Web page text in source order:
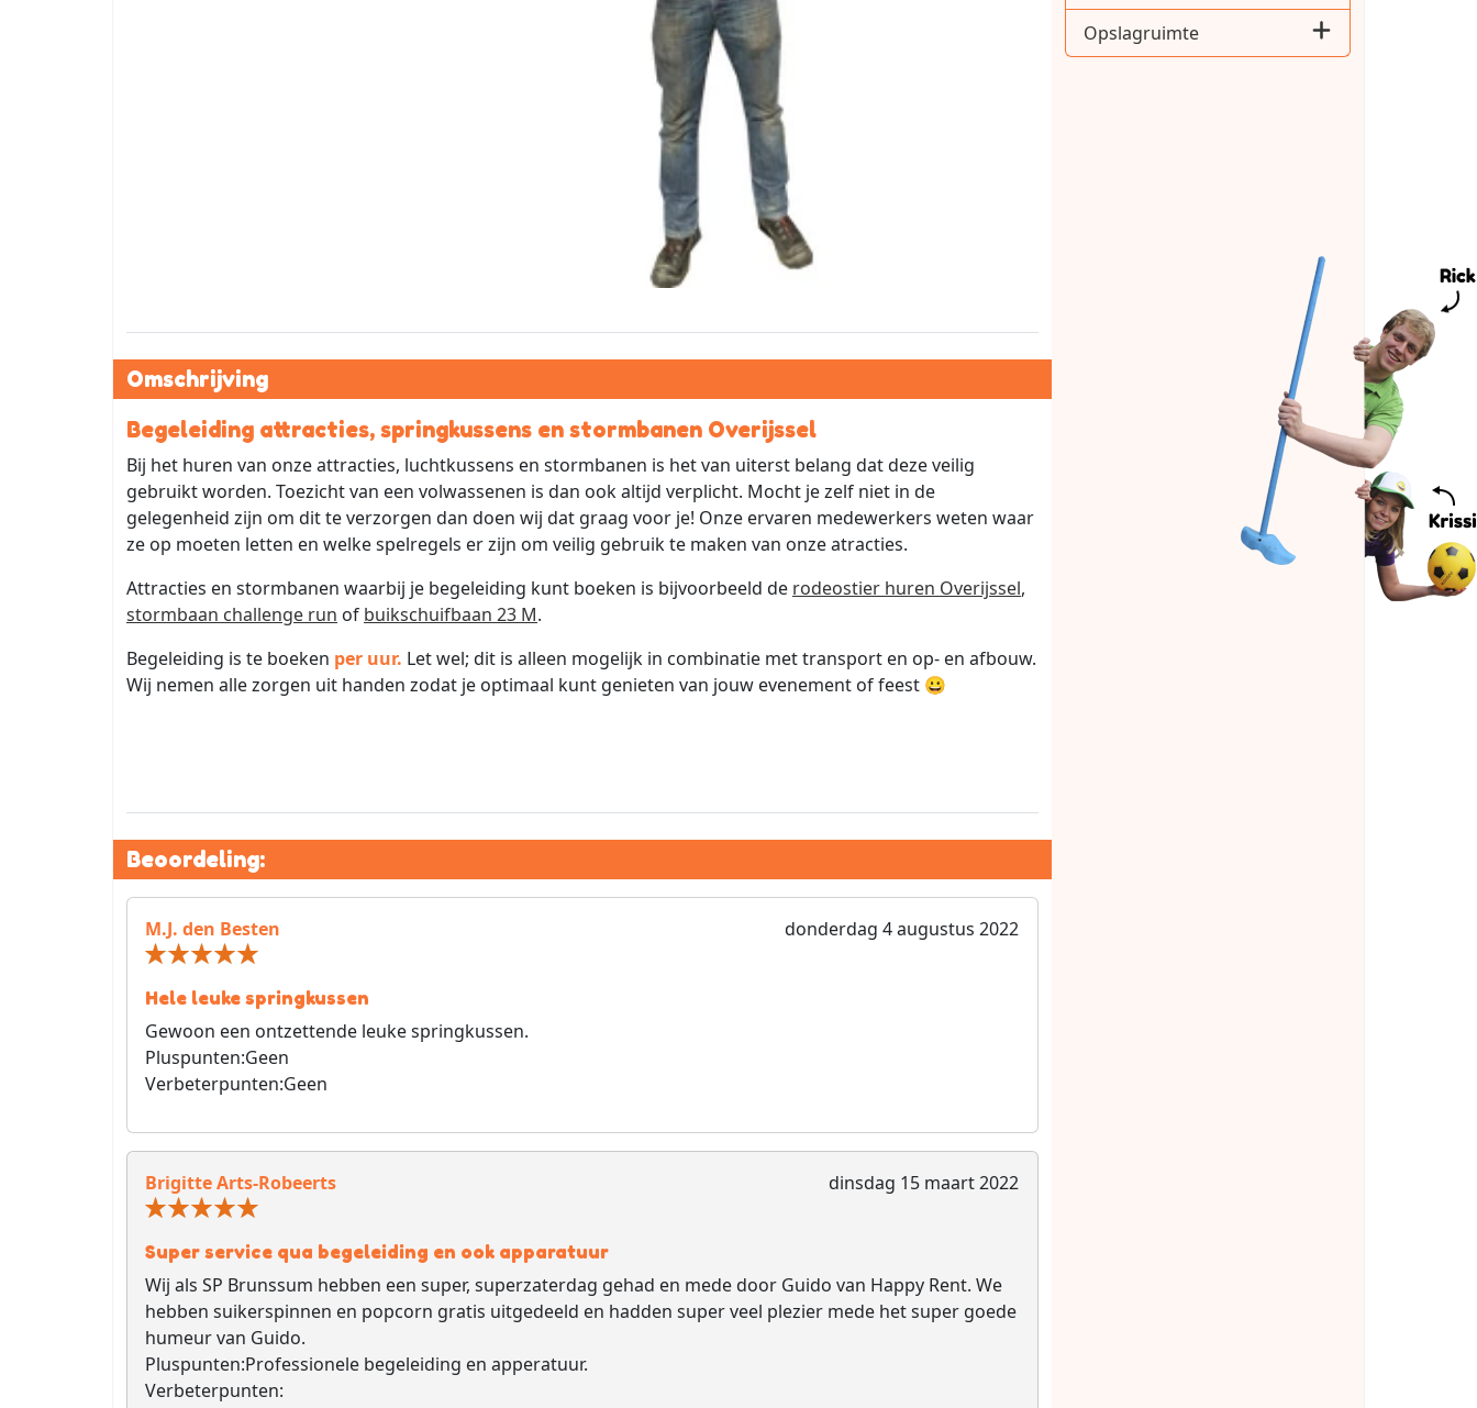
Opslagruimte
Omschrijving
Begeleiding attracties, springkussens en stormbanen Overijssel
Bij het huren van onze attracties, luchtkussens en stormbanen is het van uiterst belang dat deze veilig
gebruikt worden. Toezicht van een volwassenen is dan ook altijd verplicht. Mocht je zelf niet in de
gelegenheid zijn om dit te verzorgen dan doen wij dat graag voor je! Onze ervaren medewerkers weten waar
ze op moeten letten en welke spelregels er zijn om veilig gebruik te maken van onze atracties.
Attracties en stormbanen waarbij je begeleiding kunt boeken is bijvoorbeeld de rodeostier huren Overijssel,
stormbaan challenge run of buikschuifbaan 23 M.
Begeleiding is te boeken per uur. Let wel; dit is alleen mogelijk in combinatie met transport en op- en afbouw.
Wij nemen alle zorgen uit handen zodat je optimaal kunt genieten van jouw evenement of feest 😀
Beoordeling:
M.J. den Besten donderdag 4 augustus 2022
Hele leuke springkussen
Gewoon een ontzettende leuke springkussen.
Pluspunten:Geen
Verbeterpunten:Geen
Brigitte Arts-Robeerts dinsdag 15 maart 2022
Super service qua begeleiding en ook apparatuur
Wij als SP Brunssum hebben een super, superzaterdag gehad en mede door Guido van Happy Rent. We
hebben suikerspinnen en popcorn gratis uitgedeeld en hadden super veel plezier mede het super goede
humeur van Guido.
Pluspunten:Professionele begeleiding en apperatuur.
Verbeterpunten: